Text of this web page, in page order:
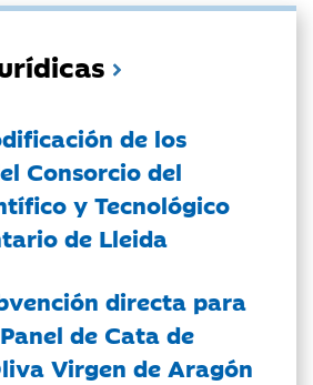
de los
Consorcio del
y Tecnológico
de Lleida
directa para
de Cata de
Virgen de Aragón